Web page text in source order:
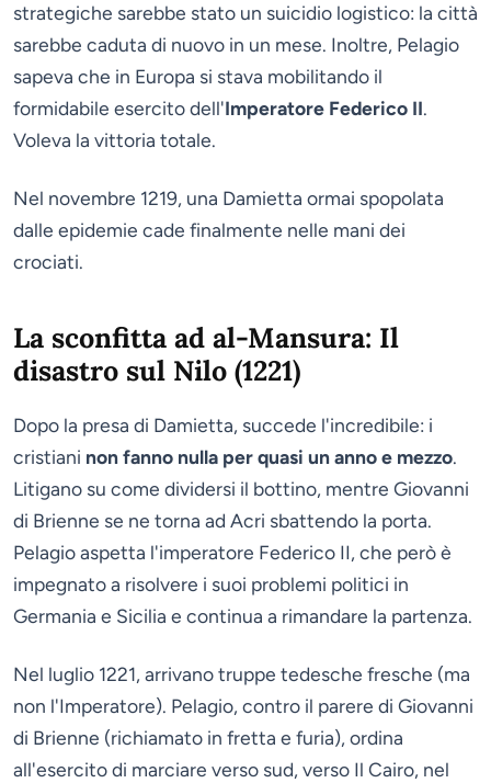
strategiche sarebbe stato un suicidio logistico: la città
sarebbe caduta di nuovo in un mese. Inoltre, Pelagio
sapeva che in Europa si stava mobilitando il
formidabile esercito dell'Imperatore Federico II.
Voleva la vittoria totale.
Nel novembre 1219, una Damietta ormai spopolata
dalle epidemie cade finalmente nelle mani dei
crociati.
La sconfitta ad al-Mansura: Il
disastro sul Nilo (1221)
Dopo la presa di Damietta, succede l'incredibile: i
cristiani non fanno nulla per quasi un anno e mezzo.
Litigano su come dividersi il bottino, mentre Giovanni
di Brienne se ne torna ad Acri sbattendo la porta.
Pelagio aspetta l'imperatore Federico II, che però è
impegnato a risolvere i suoi problemi politici in
Germania e Sicilia e continua a rimandare la partenza.
Nel luglio 1221, arrivano truppe tedesche fresche (ma
non l'Imperatore). Pelagio, contro il parere di Giovanni
di Brienne (richiamato in fretta e furia), ordina
all'esercito di marciare verso sud, verso Il Cairo, nel